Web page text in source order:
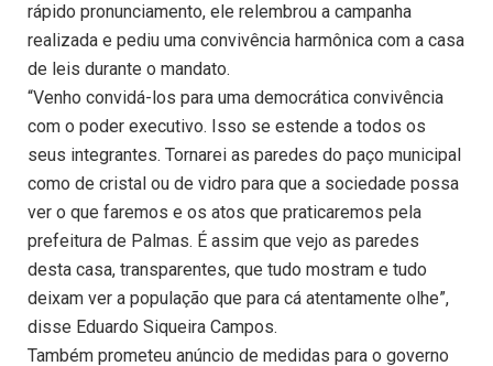
rápido pronunciamento, ele relembrou a campanha
realizada e pediu uma convivência harmônica com a casa
de leis durante o mandato.
“Venho convidá-los para uma democrática convivência
com o poder executivo. Isso se estende a todos os
seus integrantes. Tornarei as paredes do paço municipal
como de cristal ou de vidro para que a sociedade possa
ver o que faremos e os atos que praticaremos pela
prefeitura de Palmas. É assim que vejo as paredes
desta casa, transparentes, que tudo mostram e tudo
deixam ver a população que para cá atentamente olhe”,
disse Eduardo Siqueira Campos.
Também prometeu anúncio de medidas para o governo